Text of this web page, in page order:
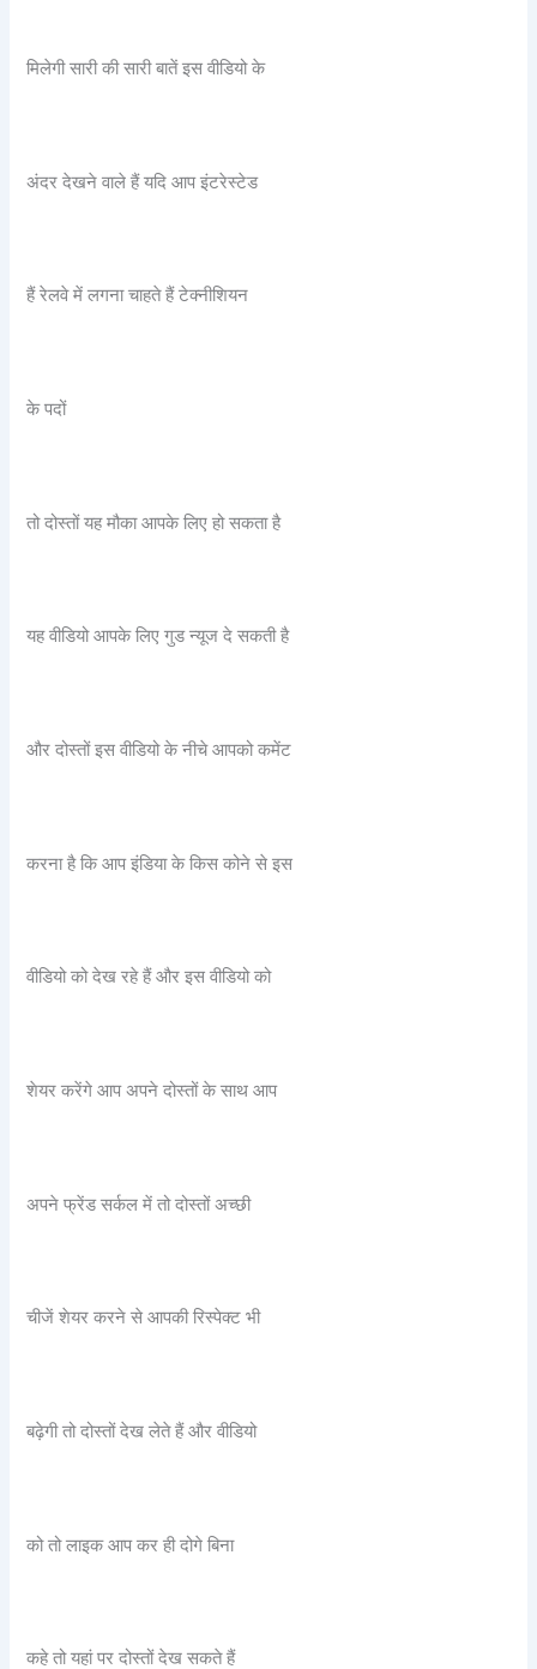
मिलेगी सारी की सारी बातें इस वीडियो के
अंदर देखने वाले हैं यदि आप इंटरेस्टेड
हैं रेलवे में लगना चाहते हैं टेक्नीशियन
के पदों
तो दोस्तों यह मौका आपके लिए हो सकता है
यह वीडियो आपके लिए गुड न्यूज दे सकती है
और दोस्तों इस वीडियो के नीचे आपको कमेंट
करना है कि आप इंडिया के किस कोने से इस
वीडियो को देख रहे हैं और इस वीडियो को
शेयर करेंगे आप अपने दोस्तों के साथ आप
अपने फ्रेंड सर्कल में तो दोस्तों अच्छी
चीजें शेयर करने से आपकी रिस्पेक्ट भी
बढ़ेगी तो दोस्तों देख लेते हैं और वीडियो
को तो लाइक आप कर ही दोगे बिना
कहे तो यहां पर दोस्तों देख सकते हैं